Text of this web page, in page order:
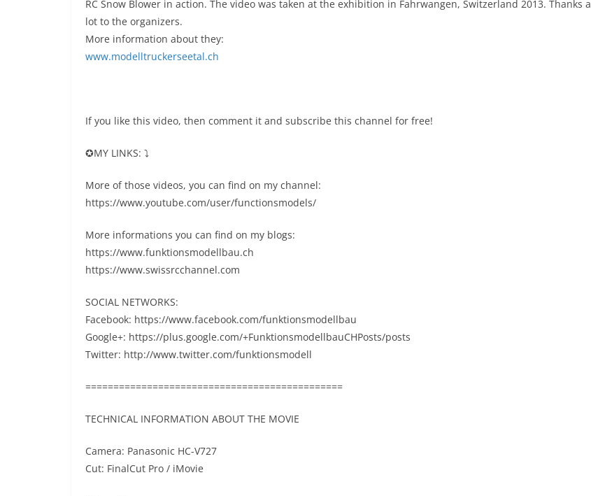
RC Snow Blower in action. The video was taken at the exhibition in Fahrwangen, Switzerland 2013. Thanks a
lot to the organizers.
More information about they:
www.modelltruckerseetal.ch
If you like this video, then comment it and subscribe this channel for free!
✪MY LINKS: ⤵
More of those videos, you can find on my channel:
https://www.youtube.com/user/functionsmodels/
More informations you can find on my blogs:
https://www.funktionsmodellbau.ch
https://www.swissrcchannel.com
SOCIAL NETWORKS:
Facebook: https://www.facebook.com/funktionsmodellbau
Google+: https://plus.google.com/+FunktionsmodellbauCHPosts/posts
Twitter: http://www.twitter.com/funktionsmodell
==============================================
TECHNICAL INFORMATION ABOUT THE MOVIE
Camera: Panasonic HC-V727
Cut: FinalCut Pro / iMovie